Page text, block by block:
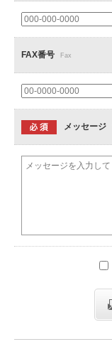
FAX番号 Fax
メッセージ